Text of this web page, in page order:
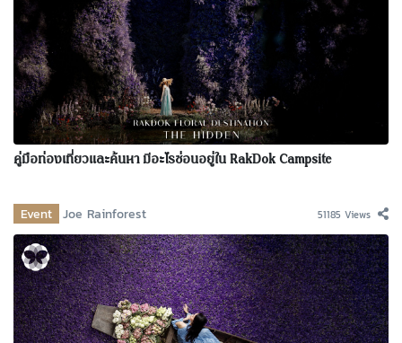
คู่มือท่องเที่ยวและค้นหา มีอะไรซ่อนอยู่ใน RakDok Campsite
Event Joe Rainforest 51185 Views